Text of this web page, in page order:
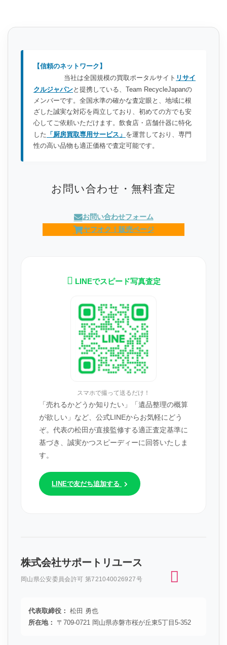
【信頼のネットワーク】
当社は全国規模の買取ポータルサイト リサイ
クルジャパンと提携している、Team RecycleJapanの
メンバーです。全国水準の確かな査定眼と、地域に根
ざした誠実な対応を両立しており、初めての方でも安
心してご依頼いただけます。飲食店・店舗什器に特化
した 「厨房買取専用サービス」 を運営しており、専門
性の高い品物も適正価格で査定可能です。
お問い合わせ・無料査定
お問い合わせフォーム
ヤフオク！販売ページ
LINEでスピード写真査定
スマホで撮って送るだけ！
「売れるかどうか知りたい」「遺品整理の概算
が欲しい」など、公式LINEからお気軽にどう
ぞ。代表の松田が直接監修する適正査定基準に
基づき、誠実かつスピーディーに回答いたしま
す。
LINEで友だち追加する
株式会社サポートリユース
岡山県公安委員会許可 第721040026927号
代表取締役： 松田 勇也
所在地：
〒709-0721 岡山県赤磐市桜が丘東5丁目5-352